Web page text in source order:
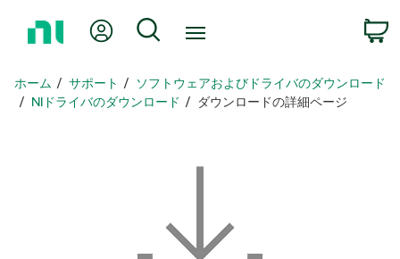
ペ
ー
Myアカウント
検索
ホーム サポート
ソフトウェアおよびドライバのダウンロード
NIドライバのダウンロード
ダウンロードの詳細ページ